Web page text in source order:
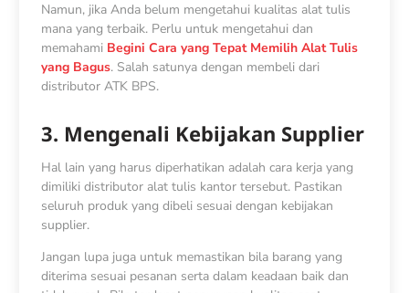
Namun, jika Anda belum mengetahui kualitas alat tulis
mana yang terbaik. Perlu untuk mengetahui dan
memahami Begini Cara yang Tepat Memilih Alat Tulis
yang Bagus. Salah satunya dengan membeli dari
distributor ATK BPS.
3. Mengenali Kebijakan Supplier
Hal lain yang harus diperhatikan adalah cara kerja yang
dimiliki distributor alat tulis kantor tersebut. Pastikan
seluruh produk yang dibeli sesuai dengan kebijakan
supplier.
Jangan lupa juga untuk memastikan bila barang yang
diterima sesuai pesanan serta dalam keadaan baik dan